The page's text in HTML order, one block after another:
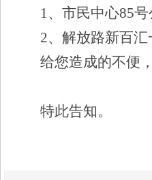
1、市民中心85
2、解放路新百
给您造成的不便
特此告知。